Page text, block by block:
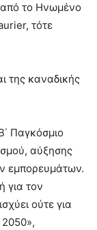
από το Ηνωμένο
τότε
της καναδικής
Παγκόσμιο
αύξησης
εμπορευμάτων.
για τον
ούτε για